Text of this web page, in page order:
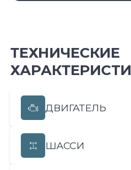
ТЕХНИЧЕСКИЕ
ДВИГАТЕЛЬ
ШАССИ